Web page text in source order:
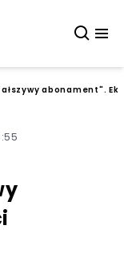
abonament".